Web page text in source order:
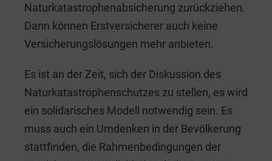
Naturkatastrophenabsicherung zurückziehen.
Dann können Erstversicherer auch keine
Versicherungslösungen mehr anbieten.
Es ist an der Zeit, sich der Diskussion des
Naturkatastrophenschutzes zu stellen, es wird
ein solidarisches Modell notwendig sein. Es
muss auch ein Umdenken in der Bevölkerung
stattfinden, die Rahmenbedingungen der